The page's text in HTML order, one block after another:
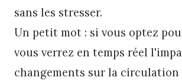
sans les stresser.
Un petit mot : si vous optez
vous verrez en temps réel
changements sur la